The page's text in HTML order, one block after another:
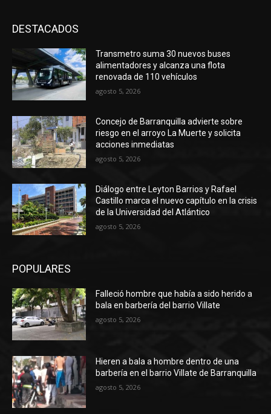
DESTACADOS
Transmetro suma 30 nuevos buses
alimentadores y alcanza una flota
renovada de 110 vehículos
agosto 5, 2026
Concejo de Barranquilla advierte sobre
riesgo en el arroyo La Muerte y solicita
acciones inmediatas
agosto 5, 2026
Diálogo entre Leyton Barrios y Rafael
Castillo marca el nuevo capítulo en la crisis
de la Universidad del Atlántico
agosto 5, 2026
POPULARES
Falleció hombre que había a sido herido a
bala en barbería del barrio Villate
agosto 5, 2026
Hieren a bala a hombre dentro de una
barbería en el barrio Villate de Barranquilla
agosto 5, 2026